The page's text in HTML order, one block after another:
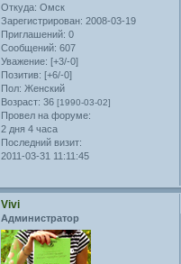
Откуда: Омск
Зарегистрирован: 2008-03-19
Приглашений: 0
Сообщений: 607
Уважение: [+3/-0]
Позитив: [+6/-0]
Пол: Женский
Возраст: 36 [1990-03-02]
Провел на форуме:
2 дня 4 часа
Последний визит:
2011-03-31 11:11:45
Vivi
Администратор